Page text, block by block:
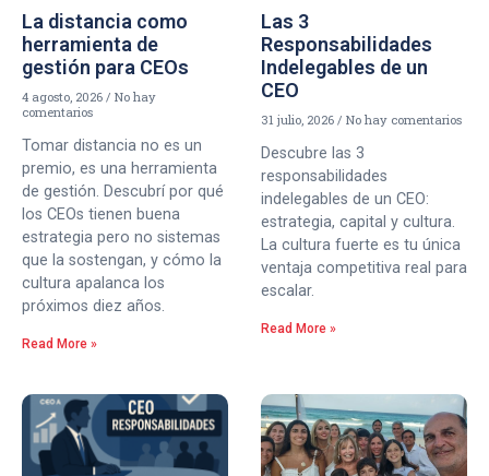
La distancia como
herramienta de
gestión para CEOs
4 agosto, 2026
No hay
comentarios
Tomar distancia no es un
premio, es una herramienta
de gestión. Descubrí por qué
los CEOs tienen buena
estrategia pero no sistemas
que la sostengan, y cómo la
cultura apalanca los
próximos diez años.
Read More »
Las 3
Responsabilidades
Indelegables de un
CEO
31 julio, 2026 No hay comentarios
Descubre las 3
responsabilidades
indelegables de un CEO:
estrategia, capital y cultura.
La cultura fuerte es tu única
ventaja competitiva real para
escalar.
Read More »